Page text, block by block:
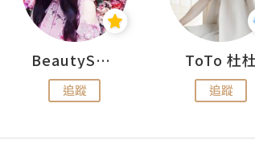
BeautySearch
追蹤
ToTo 杜
追蹤